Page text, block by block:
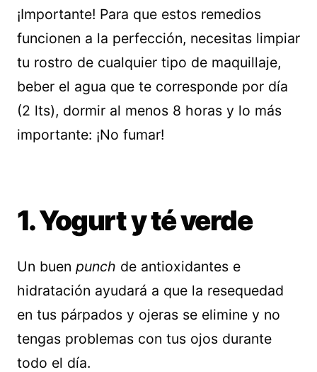
¡Importante! Para que estos remedios
funcionen a la perfección, necesitas limpiar
tu rostro de cualquier tipo de maquillaje,
beber el agua que te corresponde por día
(2 lts), dormir al menos 8 horas y lo más
importante: ¡No fumar!
1. Yogurt y té verde
Un buen punch de antioxidantes e
hidratación ayudará a que la resequedad
en tus párpados y ojeras se elimine y no
tengas problemas con tus ojos durante
todo el día.